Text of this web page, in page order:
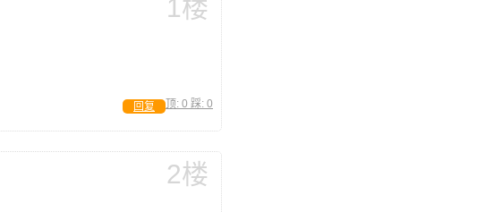
1楼
顶: 0 踩: 0
回复
2楼